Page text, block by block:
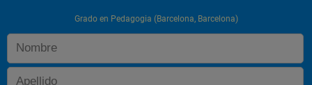
Grado en Pedagogia (Barcelona, Barcelona)